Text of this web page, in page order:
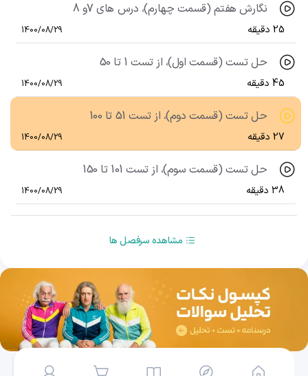
نگارش هفتم (قسمت چهارم)، درس های 7و 8
25 دقیقه 1400/08/29
حل تست (قسمت اول)، از تست 1 تا 50
45 دقیقه 1400/08/29
حل تست (قسمت دوم)، از تست 51 تا 100
27 دقیقه 1400/08/29
حل تست (قسمت سوم)، از تست 101 تا 150
38 دقیقه 1400/08/29
مشاهده سرفصل ها